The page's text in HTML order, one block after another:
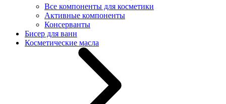
Все компоненты для косметики
Активные компоненты
Консерванты
Бисер для ванн
Косметические масла